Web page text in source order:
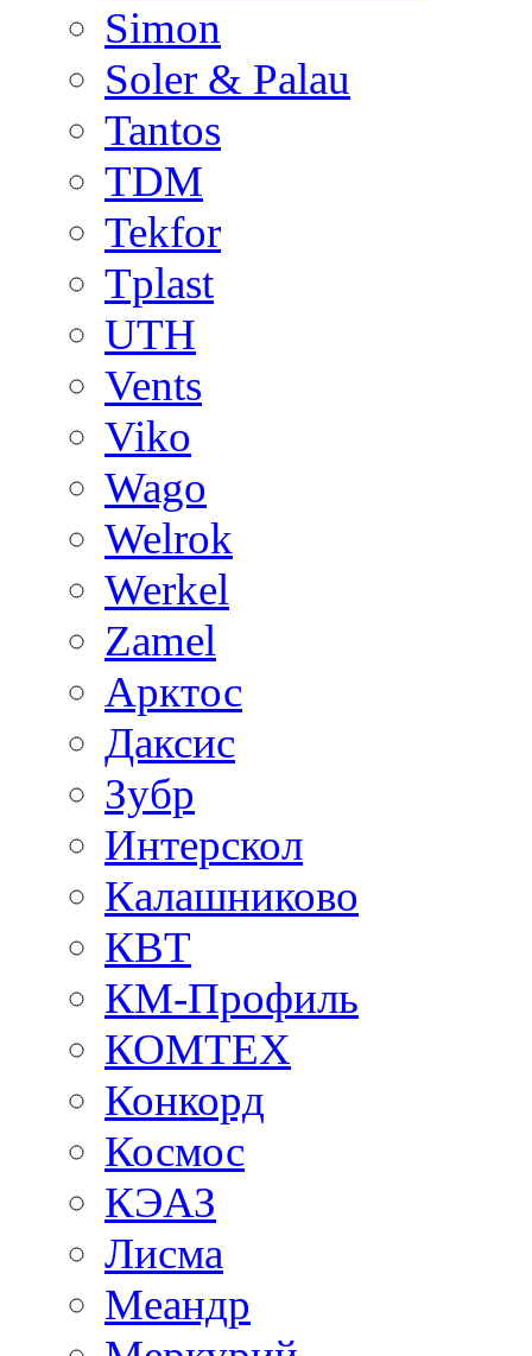
Simon
Soler & Palau
Tantos
TDM
Tekfor
Tplast
UTH
Vents
Viko
Wago
Welrok
Werkel
Zamel
Арктос
Даксис
Зубр
Интерскол
Калашниково
КВТ
КМ-Профиль
КОМТЕХ
Конкорд
Космос
КЭАЗ
Лисма
Меандр